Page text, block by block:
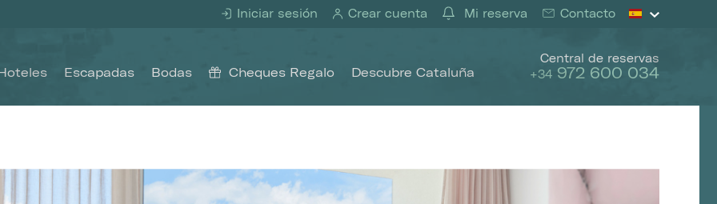
Iniciar sesión Crear cuenta Mi reserva Contacto
Escapadas Bodas Cheques Regalo Descubre Cataluña
Central de reservas
+34 972 600 034